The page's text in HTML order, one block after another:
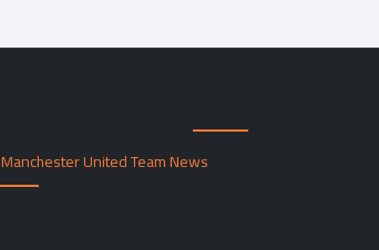
Manchester United Team News